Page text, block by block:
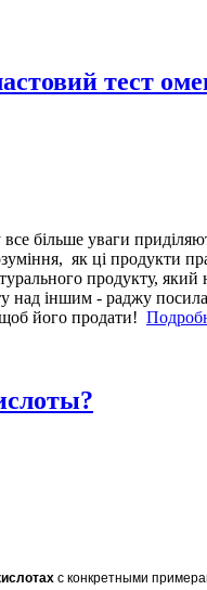
тест
більше уваги
як ці продукти
продукту,
над іншим - раджу
його продати!
с конкретными